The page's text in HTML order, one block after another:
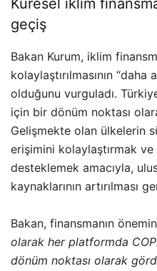
Küresel iklim
geçiş
Bakan Kurum, iklim
kolaylaştırılmasının
olduğunu vurguladı.
için bir dönüm noktası
Gelişmekte olan ülkelerin
erişimini kolaylaştırmak
desteklemek amacıyla,
kaynaklarının artırılması
Bakan, finansmanın
olarak her platformda
dönüm noktası olarak